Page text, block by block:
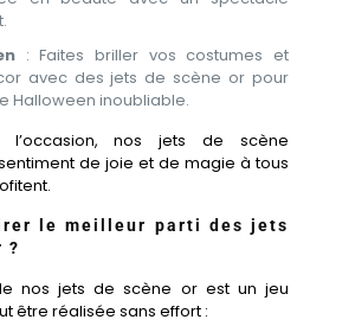
: Faites briller vos costumes et
avec des jets de scène or pour
Halloween inoubliable.
l’occasion, nos jets de scène
de joie et de magie à tous
le meilleur parti des jets
?
de nos jets de scène or est un jeu
être réalisée sans effort :